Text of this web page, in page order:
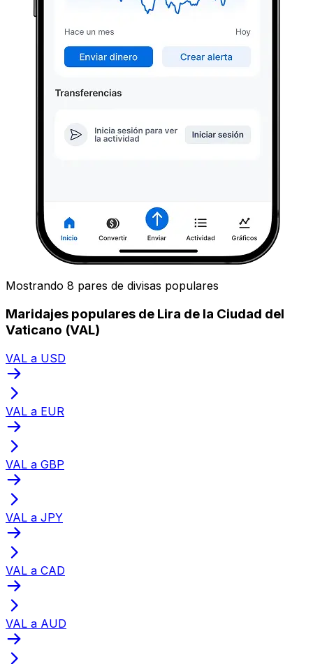
Mostrando 8 pares de divisas populares
Maridajes populares de Lira de la Ciudad del
Vaticano (VAL)
VAL a USD
VAL a EUR
VAL a GBP
VAL a JPY
VAL a CAD
VAL a AUD